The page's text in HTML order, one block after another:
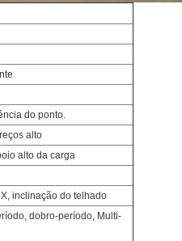
do ponto.
alto
alto da carga
inclinação do telhado
dobro-período, Multi-